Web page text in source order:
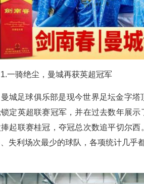
骑绝尘，曼城再获英超冠军
足球俱乐部是现今世界足坛金字塔
定英超联赛冠军，并在过去数年展
起联赛桂冠，夺冠总次数追平切尔
失利场次最少的球队，各项统计几乎